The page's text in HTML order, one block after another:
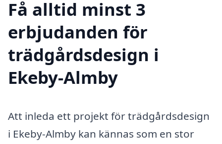
Få alltid minst 3
erbjudanden för
trädgårdsdesign i
Ekeby-Almby
Att inleda ett projekt för trädgårdsdesign
i Ekeby-Almby kan kännas som en stor